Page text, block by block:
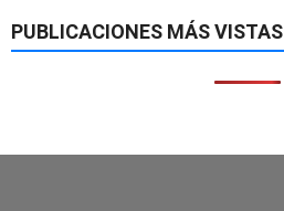
PUBLICACIONES MÁS VISTAS